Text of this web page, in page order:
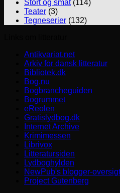
Stort og småt(114)
Teater (3)
Tegneserier (132)
Antikvariat.net
Arkiv for dansk litteratur
Bibliotek.dk
Bog.nu
Bogbrancheguiden
Bogrummet
eReolen
Gratislydbog.dk
Internet Archive
Krimimessen
Librivox
Litteratursiden
Lydboghylden
NewPub's blogger-oversigt
Project Gutenberg